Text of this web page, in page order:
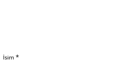
İsim *